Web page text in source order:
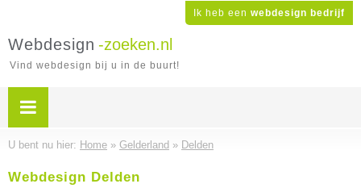
Ik heb een webdesign bedrijf
Webdesign -zoeken.nl
Vind webdesign bij u in de buurt!
U bent nu hier: Home » Gelderland » Delden
Webdesign Delden